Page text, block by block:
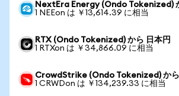
NextEra Energy (Ondo Tokenized)
1 NEEon は ￥13,614.39 に相当
RTX (Ondo Tokenized) から 日本円
1 RTXon は ￥34,866.09 に相当
CrowdStrike (Ondo Tokenized) から
1 CRWDon は ￥134,239.33 に相当